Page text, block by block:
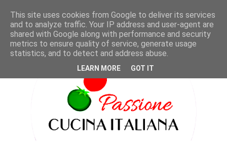
This site uses cookies from Google to deliver its services
and to analyze traffic. Your IP address and user-agent are
shared with Google along with performance and security
metrics to ensure quality of service, generate usage
statistics, and to detect and address abuse.
LEARN MORE GOT IT